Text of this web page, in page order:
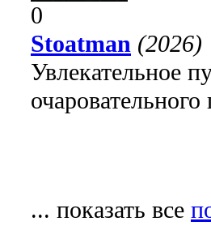
0
Stoatman (2026)
Увлекательное
... показать все